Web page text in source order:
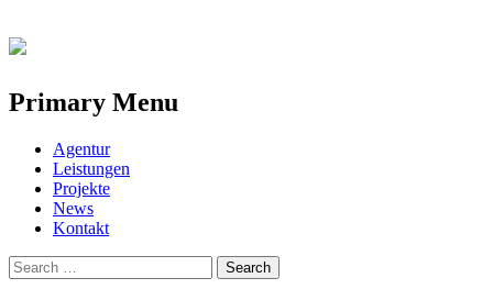
Primary Menu
Skip
content
Agentur
Leistungen
Projekte
News
Kontakt
Search
for: